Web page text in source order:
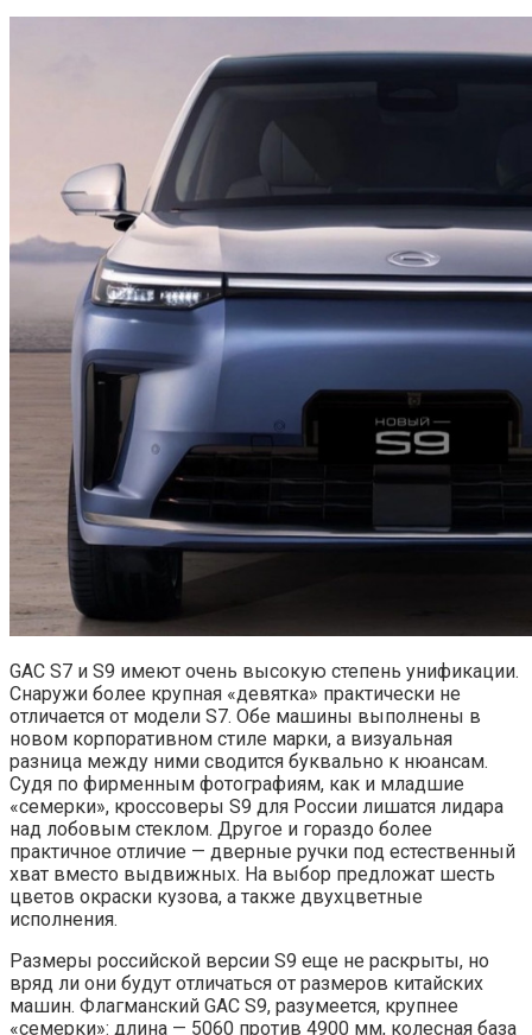
GAC S7 и S9 имеют очень высокую степень унификации.
Снаружи более крупная «девятка» практически не
отличается от модели S7. Обе машины выполнены в
новом корпоративном стиле марки, а визуальная
разница между ними сводится буквально к нюансам.
Судя по фирменным фотографиям, как и младшие
«семерки», кроссоверы S9 для России лишатся лидара
над лобовым стеклом. Другое и гораздо более
практичное отличие — дверные ручки под естественный
хват вместо выдвижных. На выбор предложат шесть
цветов окраски кузова, а также двухцветные
исполнения.
Размеры российской версии S9 еще не раскрыты, но
вряд ли они будут отличаться от размеров китайских
машин. Флагманский GAC S9, разумеется, крупнее
«семерки»: длина — 5060 против 4900 мм, колесная база